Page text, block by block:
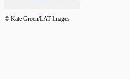
© Kate Green/LAT Images